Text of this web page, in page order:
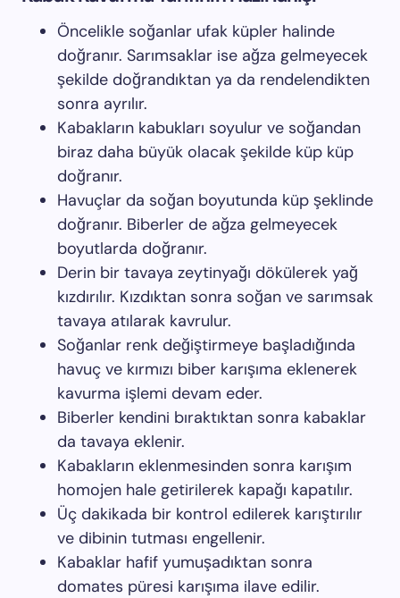
Öncelikle soğanlar ufak küpler halinde
doğranır. Sarımsaklar ise ağza gelmeyecek
şekilde doğrandıktan ya da rendelendikten
sonra ayrılır.
Kabakların kabukları soyulur ve soğandan
biraz daha büyük olacak şekilde küp küp
doğranır.
Havuçlar da soğan boyutunda küp şeklinde
doğranır. Biberler de ağza gelmeyecek
boyutlarda doğranır.
Derin bir tavaya zeytinyağı dökülerek yağ
kızdırılır. Kızdıktan sonra soğan ve sarımsak
tavaya atılarak kavrulur.
Soğanlar renk değiştirmeye başladığında
havuç ve kırmızı biber karışıma eklenerek
kavurma işlemi devam eder.
Biberler kendini bıraktıktan sonra kabaklar
da tavaya eklenir.
Kabakların eklenmesinden sonra karışım
homojen hale getirilerek kapağı kapatılır.
Üç dakikada bir kontrol edilerek karıştırılır
ve dibinin tutması engellenir.
Kabaklar hafif yumuşadıktan sonra
domates püresi karışıma ilave edilir.